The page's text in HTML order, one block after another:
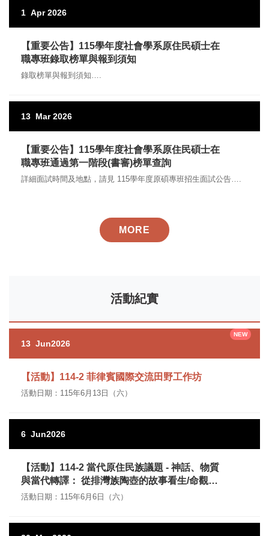
1 Apr2026
【重要公告】115學年度社會學系原住民碩士在
職專班錄取榜單與報到須知
錄取榜單與報到須知….
13 Mar2026
【重要公告】115學年度社會學系原住民碩士在
職專班通過第一階段(書審)榜單查詢
詳細面試時間及地點，請見 115學年度原碩專班招生面試公告….
MORE
活動紀實
13 Jun2026
【活動】114-2 菲律賓國際交流田野工作坊
活動日期：115年6月13日（六）
6 Jun2026
【活動】114-2 當代原住民族議題 - 神話、物質
與當代轉譯： 從排灣族陶壺的故事看生/命觀的
性別重塑
活動日期：115年6月6日（六）